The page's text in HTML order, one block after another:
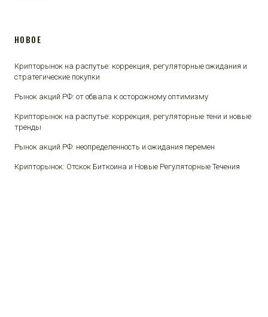
НОВОЕ
Крипторынок на распутье: коррекция, регуляторные ожидания и
стратегические покупки
Рынок акций РФ: от обвала к осторожному оптимизму
Крипторынок на распутье: коррекция, регуляторные тени и новые
тренды
Рынок акций РФ: неопределенность и ожидания перемен
Крипторынок: Отскок Биткоина и Новые Регуляторные Течения